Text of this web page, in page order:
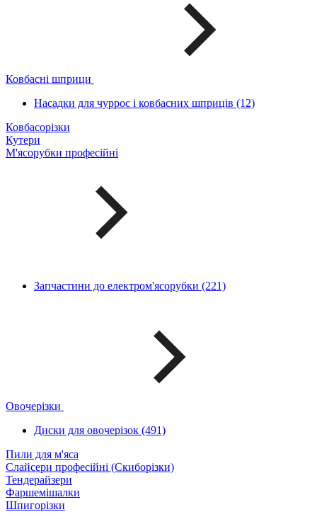
Ковбасні шприци
Насадки для чуррос і ковбасних шприців (12)
Ковбасорізки
Кутери
М'ясорубки професійні
Запчастини до електром'ясорубки (221)
Овочерізки
Диски для овочерізок (491)
Пили для м'яса
Слайсери професійні (Скиборізки)
Тендерайзери
Фаршемішалки
Шпигорізки